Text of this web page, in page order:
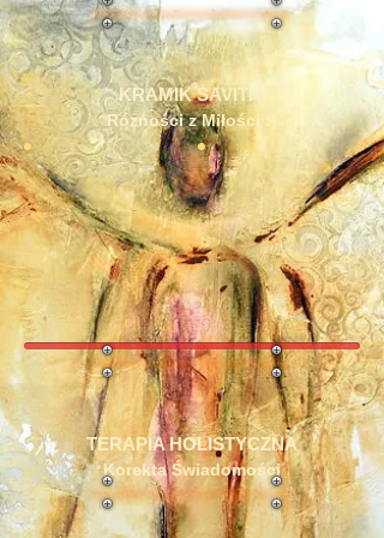
KRAMIK SAVITRI
Różności z Miłości :)
TERAPIA HOLISTYCZNA
Korekta Świadomości